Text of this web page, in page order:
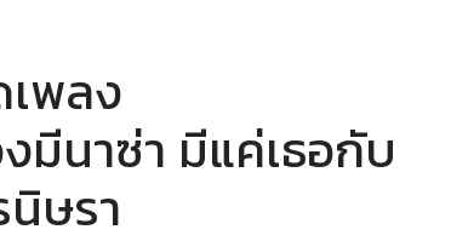
พลง
มีนาซ่า มีแค่เธอกับ
นิษรา